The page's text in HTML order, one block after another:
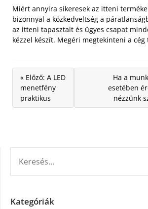
Miért annyira sikeresek az itteni
bizonnyal a közkedveltség a
az itteni tapasztalt és ügyes csapat
kézzel készít. Megéri megtekinteni a
« Előző: A LED
menetfény
praktikus
Ha a
esetében
nézzünk
Kategóriák